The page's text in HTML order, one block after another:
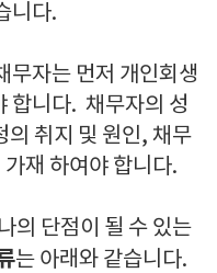
니다.
무자는 먼저 개인회생
합니다. 채무자의 성
의 취지 및 원인, 채무
재 하여야 합니다.
의 단점이 될 수 있는
는 아래와 같습니다.